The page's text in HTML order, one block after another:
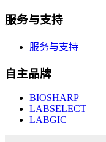
服务与支持
服务与支持
自主品牌
BIOSHARP
LABSELECT
LABGIC